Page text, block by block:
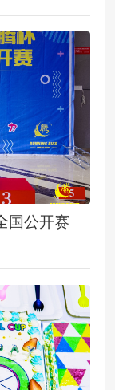
国公开赛